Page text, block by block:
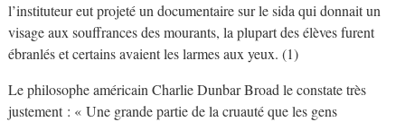
l’instituteur eut projeté un documentaire sur le sida qui donnait un
visage aux souffrances des mourants, la plupart des élèves furent
ébranlés et certains avaient les larmes aux yeux. (1)
Le philosophe américain Charlie Dunbar Broad le constate très
justement : « Une grande partie de la cruauté que les gens